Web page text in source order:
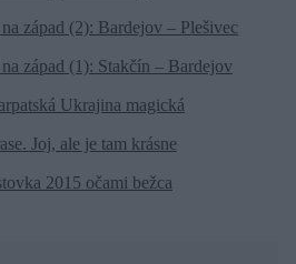
západ (2): Bardejov – Plešivec
západ (1): Stakčín – Bardejov
Ukrajina magická
Joj, ale je tam krásne
2015 očami bežca